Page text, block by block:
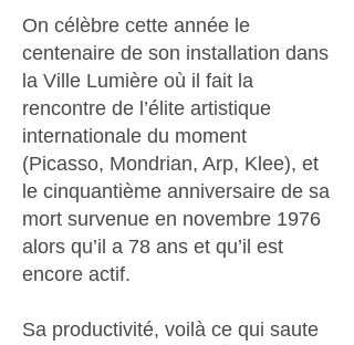
On célèbre cette année le
centenaire de son installation dans
la Ville Lumière où il fait la
rencontre de l’élite artistique
internationale du moment
(Picasso, Mondrian, Arp, Klee), et
le cinquantième anniversaire de sa
mort survenue en novembre 1976
alors qu’il a 78 ans et qu’il est
encore actif.
Sa productivité, voilà ce qui saute